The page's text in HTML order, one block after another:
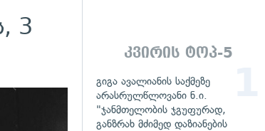
3
კვირის ტოპ-5
გიგა ავალიანის საქმეზე
არასრულწლოვანი ნ.ი.
"ჯანმთელობის ჯგუფურად,
განზრახ მძიმედ დაზიანების